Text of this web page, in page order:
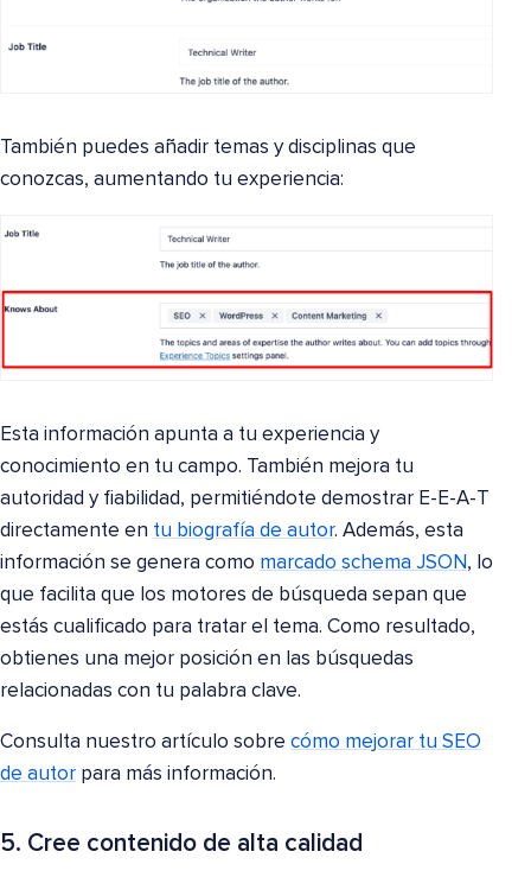
También puedes añadir temas y disciplinas que
conozcas, aumentando tu experiencia:
Esta información apunta a tu experiencia y
conocimiento en tu campo. También mejora tu
autoridad y fiabilidad, permitiéndote demostrar E-E-A-T
directamente en tu biografía de autor. Además, esta
información se genera como marcado schema JSON, lo
que facilita que los motores de búsqueda sepan que
estás cualificado para tratar el tema. Como resultado,
obtienes una mejor posición en las búsquedas
relacionadas con tu palabra clave.
Consulta nuestro artículo sobre cómo mejorar tu SEO
de autor para más información.
5. Cree contenido de alta calidad